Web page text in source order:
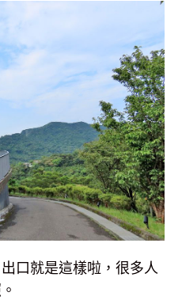
口就是這樣啦，很多人